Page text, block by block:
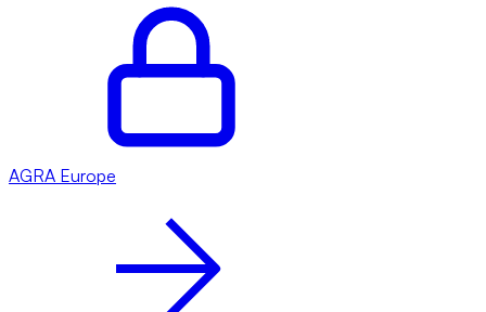
AGRA Europe